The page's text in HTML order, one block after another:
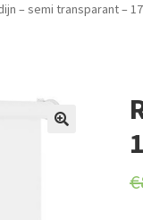
– semi transparant –
€